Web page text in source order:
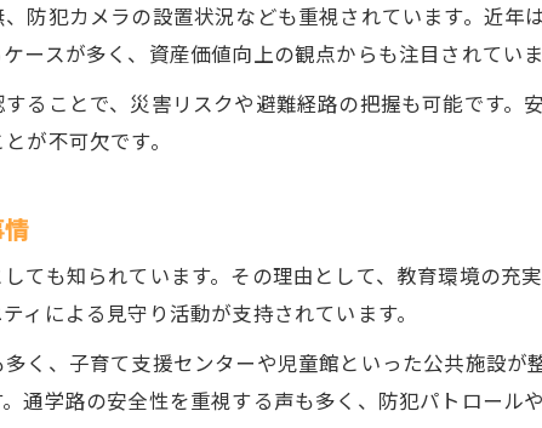
交通や生活施設が支える八尾市の実力とは
八尾市の不動産価値を高める交通利便性
生活施設充実が支える八尾市不動産の魅力
通勤通学しやすい八尾市不動産の特徴
長く安心して住むための八尾市不動産選び
八尾市で不動産を選ぶ際の長期視点の重要性
安心して暮らせる八尾市不動産の選定基準
周辺環境を重視した不動産選びのコツ
防犯カメラの設置状況なども重視されています。近年
ースが多く、資産価値向上の観点からも注目されていま
ることで、災害リスクや避難経路の把握も可能です。
が不可欠です。
ても知られています。その理由として、教育環境の充
ィによる見守り活動が支持されています。
く、子育て支援センターや児童館といった公共施設が
通学路の安全性を重視する声も多く、防犯パトロール